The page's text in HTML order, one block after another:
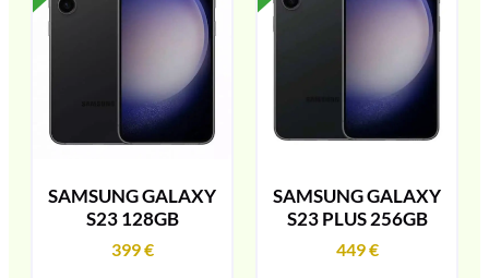
SAMSUNG GALAXY
S23 128GB
399€
SAMSUNG GALAXY
S23 PLUS 256GB
449€